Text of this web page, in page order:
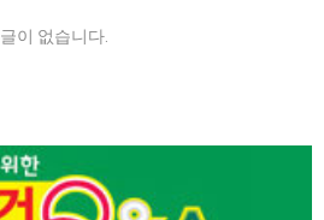
글이 없습니다.